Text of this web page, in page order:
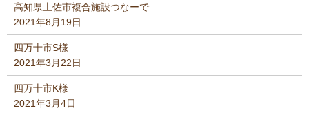
高知県土佐市複合施設つなーで
2021年8月19日
四万十市S様
2021年3月22日
四万十市K様
2021年3月4日